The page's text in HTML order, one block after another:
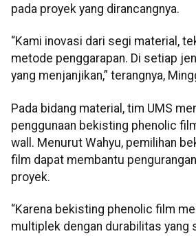
pada proyek yang dirancangnya.
“Kami inovasi dari segi material,
metode penggarapan. Di setiap
yang menjanjikan,” terangnya,
Pada bidang material, tim UMS
penggunaan bekisting phenolic
wall. Menurut Wahyu, pemilihan
film dapat membantu
proyek.
“Karena bekisting phenolic film
multiplek dengan durabilitas yang